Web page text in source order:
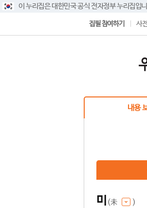
이 누리집은 대한민국 공식 전자정부 누리집입
집필 참여하기 사
내용
미 (未 )